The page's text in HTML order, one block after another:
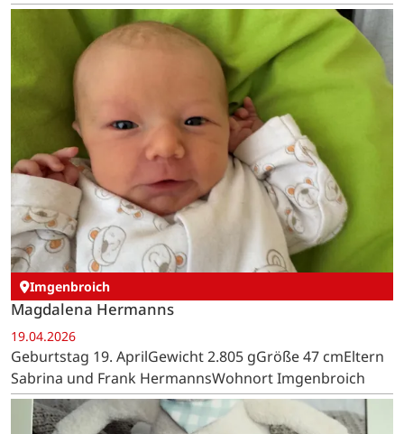
Imgenbroich
Magdalena Hermanns
19.04.2026
Geburtstag 19. AprilGewicht 2.805 gGröße 47 cmEltern
Sabrina und Frank HermannsWohnort Imgenbroich